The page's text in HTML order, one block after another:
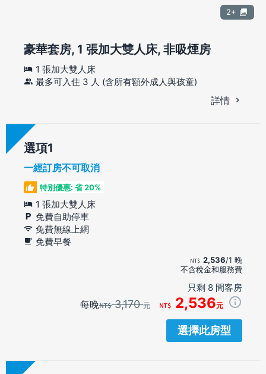
2+
豪華套房, 1 張加大雙人床, 非吸煙房
1 張加大雙人床
最多可入住 3 人 (含所有額外成人與孩童)
詳情
選項
一經訂房不可取消
特別優惠: 省 20%
1 張加大雙人床
免費自助停車
免費無線上網
免費早餐
2,536/1 晚
不含稅金和服務費
只剩 8 間客房
每晚 3,170元 2,536元
選擇此房型